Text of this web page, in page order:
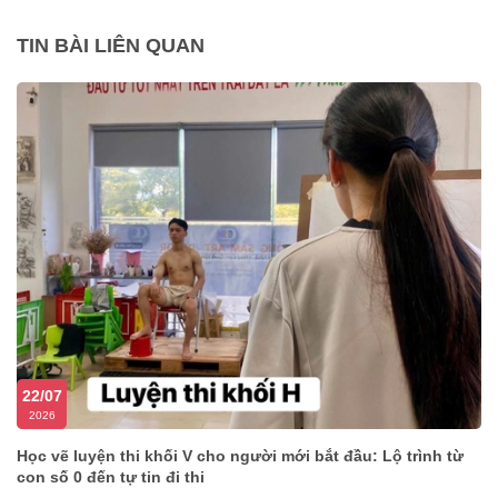
TIN BÀI LIÊN QUAN
22/07
2026
Học vẽ luyện thi khối V cho người mới bắt đầu: Lộ trình từ
con số 0 đến tự tin đi thi